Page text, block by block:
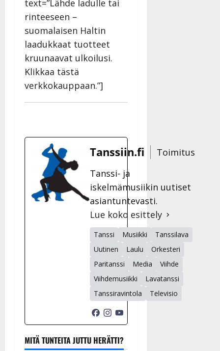
text=”Lähde ladulle tai
rinteeseen –
suomalaisen Haltin
laadukkaat tuotteet
kruunaavat ulkoilusi.
Klikkaa tästä
verkkokauppaan.”]
Tanssiin.fi
Toimitus
Tanssi- ja
iskelmämusiikin uutiset
asiantuntevasti.
Lue koko esittely
Tanssi Musiikki
Tanssilava
Uutinen
Laulu
Orkesteri
Paritanssi
Media
Viihde
Viihdemusiikki
Lavatanssi
Tanssiravintola
Televisio
MITÄ TUNTEITA JUTTU HERÄTTI?